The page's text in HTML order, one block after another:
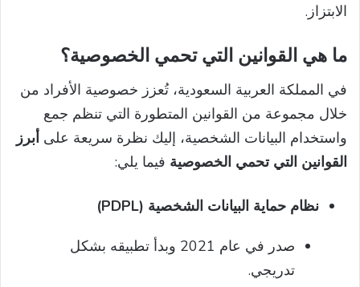
الابتزاز.
ما هي القوانين التي تحمي الخصوصية؟
في المملكة العربية السعودية، تُعزز خصوصية الأفراد من
خلال مجموعة من القوانين المتطورة التي تنظم جمع
واستخدام البيانات الشخصية، إليك نظرة سريعة على أبرز
القوانين التي تحمي الخصوصية فيما يلي:
نظام حماية البيانات الشخصية (PDPL)
صدر في عام 2021 وبدأ تطبيقه بشكل
تدريجي.